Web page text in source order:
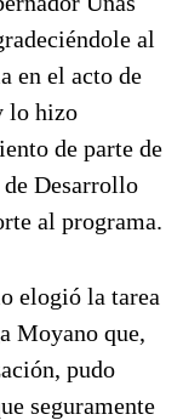
al
en el acto de
lo hizo
de parte de
Desarrollo
al programa.
elogió la tarea
Moyano que,
pudo
seguramente